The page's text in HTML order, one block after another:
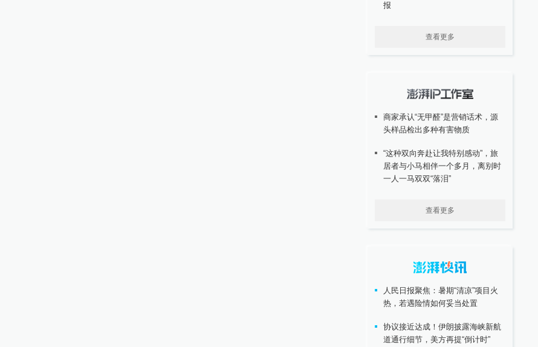
报
查看更多
商家承认“无甲醛”是营销话术，源
头样品检出多种有害物质
“这种双向奔赴让我特别感动”，旅
居者与小马相伴一个多月，离别时
一人一马双双“落泪”
查看更多
人民日报聚焦：暑期“清凉”项目火
热，若遇险情如何妥当处置
协议接近达成！伊朗披露海峡新航
道通行细节，美方再提“倒计时”